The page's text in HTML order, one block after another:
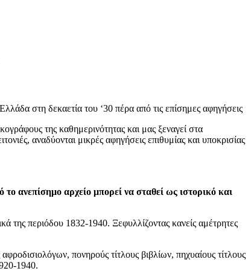
στη δεκαετία του ‘30 πέρα από τις επίσημες αφηγήσεις
της καθημερινότητας και μας ξεναγεί στα
αναδύονται μικρές αφηγήσεις επιθυμίας και υποκρισίας
ανεπίσημο αρχείο μπορεί να σταθεί ως ιστορικό και
της περιόδου 1832-1940. Ξεφυλλίζοντας κανείς αμέτρητες
πονηρούς τίτλους βιβλίων, πηχυαίους τίτλους
1940.